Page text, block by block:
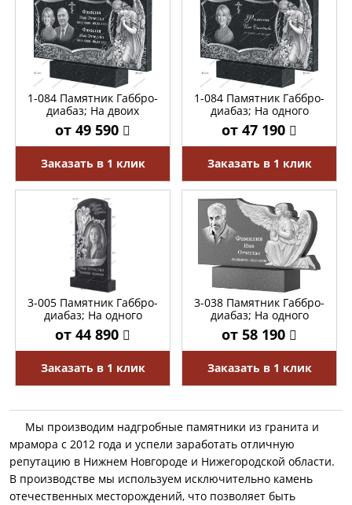
1-084 Памятник Габбро-
диабаз; На двоих
от 49 590
Заказать в 1 клик
1-084 Памятник Габбро-
диабаз; На одного
от 47 190
Заказать в 1 клик
3-005 Памятник Габбро-
диабаз; На одного
от 44 890
Заказать в 1 клик
3-038 Памятник Габбро-
диабаз; На одного
от 58 190
Заказать в 1 клик
Мы производим надгробные памятники из гранита и
мрамора с 2012 года и успели заработать отличную
репутацию в Нижнем Новгороде и Нижегородской области.
В производстве мы используем исключительно камень
отечественных месторождений, что позволяет быть